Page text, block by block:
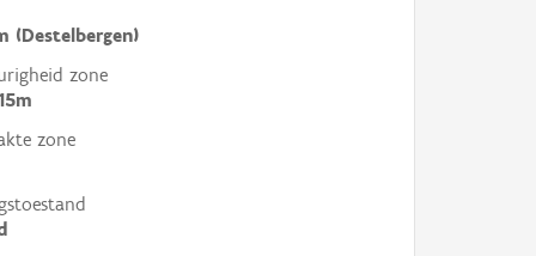
(Destelbergen)
zone
zone